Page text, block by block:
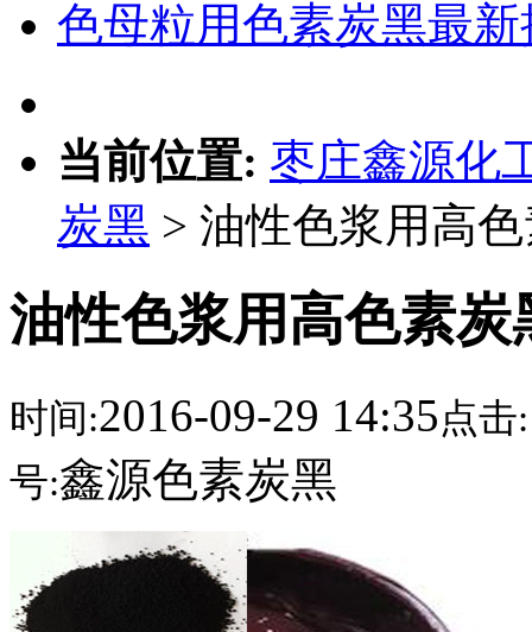
色母粒用色素炭黑最
当前位置: 枣庄鑫源化
炭黑 > 油性色浆用高
油性色浆用高色素炭
时间:2016-09-29 14:35点击:
号:鑫源色素炭黑